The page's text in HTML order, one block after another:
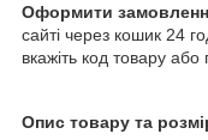
Оформити
сайті через кошик 24
вкажіть код товару
Опис товару та